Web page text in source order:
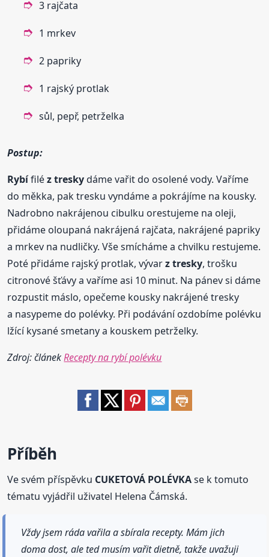
3 rajčata
1 mrkev
2 papriky
1 rajský protlak
sůl, pepř, petrželka
Postup:
Rybífiléz treskydáme vařit do osolené vody. Vaříme
do měkka, pak tresku vyndáme a pokrájíme na kousky.
Nadrobno nakrájenou cibulku orestujeme na oleji,
přidáme oloupaná nakrájená rajčata, nakrájené papriky
a mrkev na nudličky. Vše smícháme a chvilku restujeme.
Poté přidáme rajský protlak, vývarz tresky, trošku
citronové šťávy a vaříme asi 10 minut. Na pánev si dáme
rozpustit máslo, opečeme kousky nakrájené tresky
a nasypeme do polévky. Při podávání ozdobíme polévku
lžící kysané smetany a kouskem petrželky.
Zdroj: článekRecepty na rybí polévku
Příběh
Ve svém příspěvku CUKETOVÁ POLÉVKAse k tomuto
tématu vyjádřil uživatel Helena Čámská.
Vždy jsem ráda vařila a sbírala recepty. Mám jich
doma dost, ale ted musím vařit dietně, takže uvažuji